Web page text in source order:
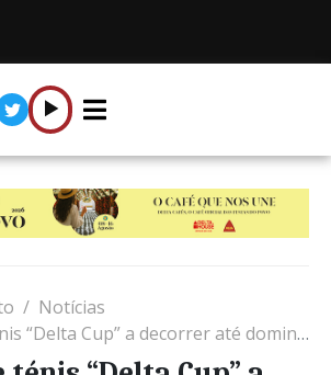
Notícias
Cup” a decorrer até domingo em Elvas